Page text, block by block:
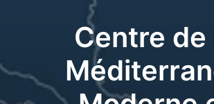
Centre de